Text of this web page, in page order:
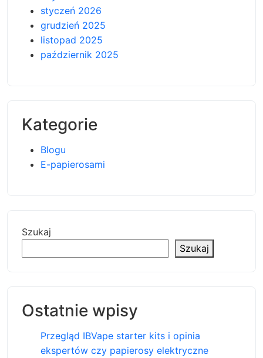
styczeń 2026
grudzień 2025
listopad 2025
październik 2025
Kategorie
Blogu
E-papierosami
Szukaj
Szukaj
Ostatnie wpisy
Przegląd IBVape starter kits i opinia
ekspertów czy papierosy elektryczne